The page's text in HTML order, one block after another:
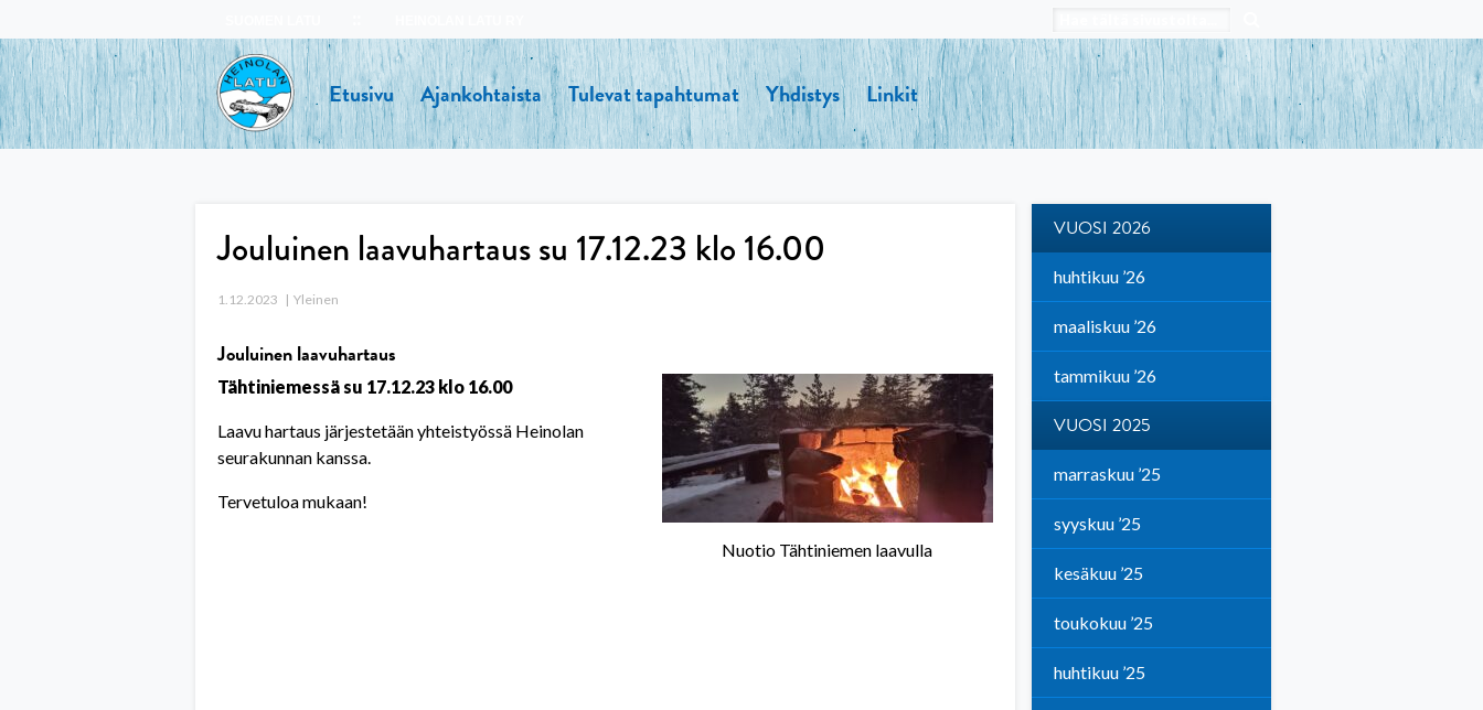
to
content
Etusivu Ajankohtaista Tulevat tapahtumat Yhdistys Linkit
Jouluinen laavuhartaus su 17.12.23 klo 16.00
1.12.2023 Yleinen
Jouluinen laavuhartaus
Nuotio Tähtiniemen laavulla
Tähtiniemessä su 17.12.23 klo 16.00
Laavu hartaus järjestetään yhteistyössä Heinolan
seurakunnan kanssa.
Tervetuloa mukaan!
VUOSI 2026
huhtikuu ’26
maaliskuu ’26
tammikuu ’26
VUOSI 2025
marraskuu ’25
syyskuu ’25
kesäkuu ’25
toukokuu ’25
huhtikuu ’25